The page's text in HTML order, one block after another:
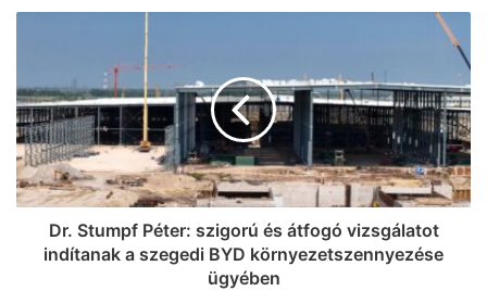
Szeged365 Kikapcs: fergeteges bulik,
borkóstoló, Wicked Week, oldtimerek az
Árkádban, kosárbajnokság és
egészségnap – mutatjuk a hétvége
legextrább programjait a Napfény
Városában!
Dr. Stumpf Péter: szigorú és átfogó vizsgálatot
indítanak a szegedi BYD környezetszennyezése
ügyében